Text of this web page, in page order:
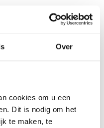
Over
cookies om u een
Dit is nodig om het
te maken, te